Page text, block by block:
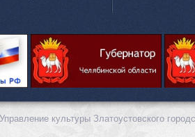
культуры Златоустовского